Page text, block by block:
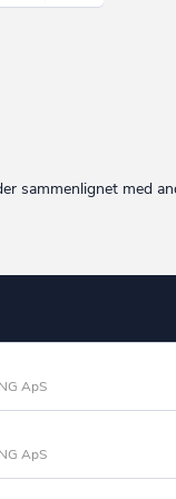
sammenlignet med
ApS
ApS